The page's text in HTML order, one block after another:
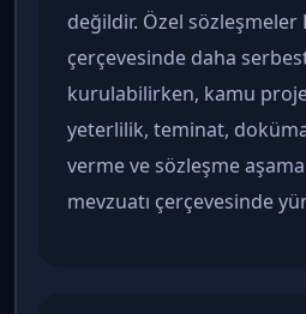
değildir. Özel
çerçevesinde daha
kurulabilirken, kamu
yeterlilik, teminat,
verme ve sözleşme
mevzuatı çerçevesinde